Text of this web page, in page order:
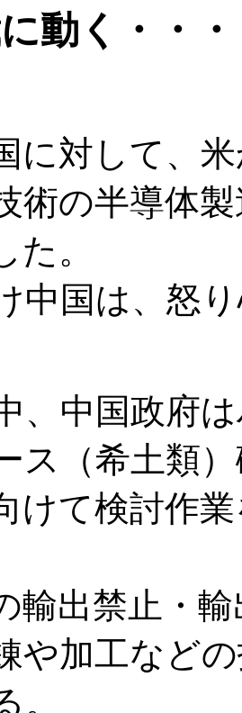
動く・・・
に対して、
術の半導体
た。
中国は、怒
、中国政府
ス（希土類
けて検討作
輸出禁止・
や加工など
。